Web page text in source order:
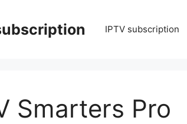
IPTV subscription
Smarters Pro